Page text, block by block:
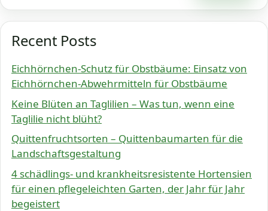
Recent Posts
Eichhörnchen-Schutz für Obstbäume: Einsatz von
Eichhörnchen-Abwehrmitteln für Obstbäume
Keine Blüten an Taglilien – Was tun, wenn eine
Taglilie nicht blüht?
Quittenfruchtsorten – Quittenbaumarten für die
Landschaftsgestaltung
4 schädlings- und krankheitsresistente Hortensien
für einen pflegeleichten Garten, der Jahr für Jahr
begeistert